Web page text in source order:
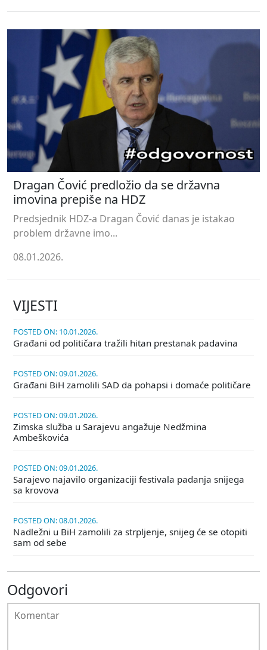
Dragan Čović predložio da se državna
imovina prepiše na HDZ
Predsjednik HDZ-a Dragan Čović danas je istakao
problem državne imo...
08.01.2026.
VIJESTI
POSTED ON: 10.01.2026.
Građani od političara tražili hitan prestanak padavina
POSTED ON: 09.01.2026.
Građani BiH zamolili SAD da pohapsi i domaće političare
POSTED ON: 09.01.2026.
Zimska služba u Sarajevu angažuje Nedžmina
Ambeškovića
POSTED ON: 09.01.2026.
Sarajevo najavilo organizaciji festivala padanja snijega
sa krovova
POSTED ON: 08.01.2026.
Nadležni u BiH zamolili za strpljenje, snijeg će se otopiti
sam od sebe
Odgovori